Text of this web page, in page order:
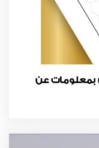
بمعلومات عن